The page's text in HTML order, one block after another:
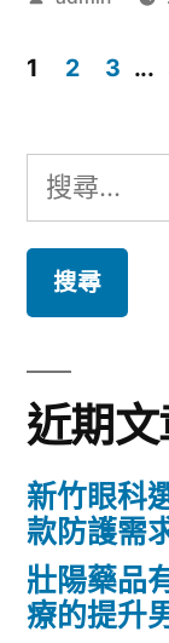
眼
療
友
款
的
廢
導
1 2 3 ...
搜
尋
鍵
字:
近期文
新竹眼科
款防護需
壯陽藥品
療的提升